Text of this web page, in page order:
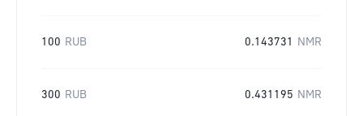
100 RUB 0.143731 NMR
300 RUB 0.431195 NMR